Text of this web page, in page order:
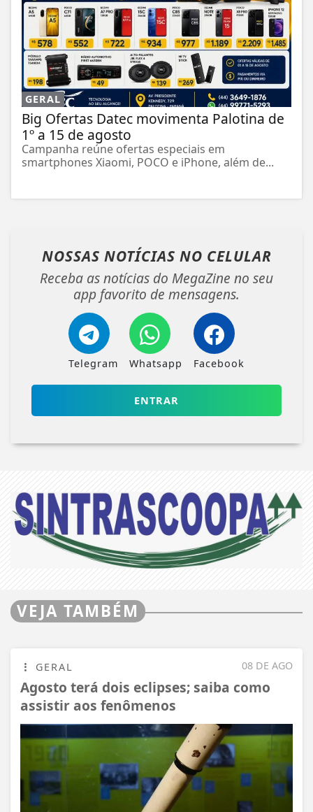
GERAL
Big Ofertas Datec movimenta Palotina de
1º a 15 de agosto
Campanha reúne ofertas especiais em
smartphones Xiaomi, POCO e iPhone, além de...
NOSSAS NOTÍCIAS NO CELULAR
Receba as notícias do MegaZine no seu
app favorito de mensagens.
Telegram Whatsapp Facebook
ENTRAR
VEJA TAMBÉM
08 DE AGO
GERAL
Agosto terá dois eclipses; saiba como
assistir aos fenômenos